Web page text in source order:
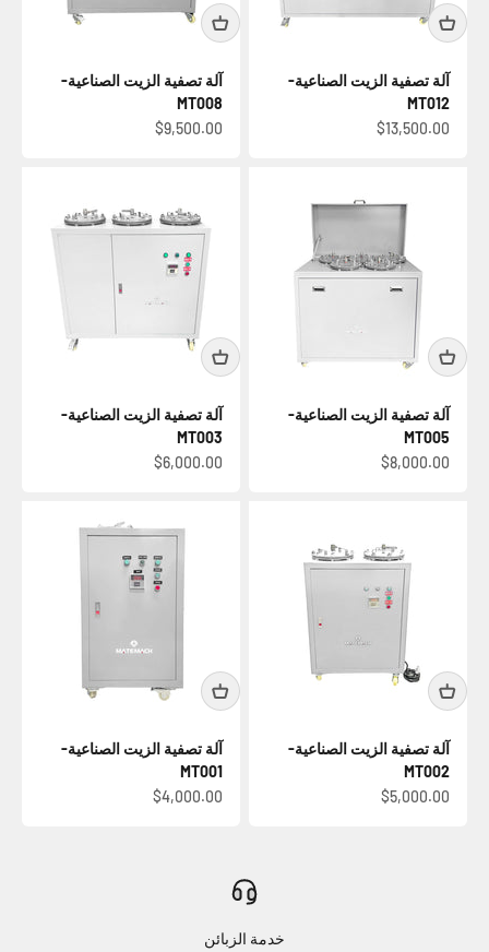
آلة تصفية الزيت الصناعية-
MT012
السعر بعد الخصم
$13,500.00
آلة تصفية الزيت الصناعية-
MT008
السعر بعد الخصم
$9,500.00
آلة تصفية الزيت الصناعية-
MT005
السعر بعد الخصم
$8,000.00
آلة تصفية الزيت الصناعية-
MT003
السعر بعد الخصم
$6,000.00
آلة تصفية الزيت الصناعية-
MT002
السعر بعد الخصم
$5,000.00
آلة تصفية الزيت الصناعية-
MT001
السعر بعد الخصم
$4,000.00
خدمة الزبائن